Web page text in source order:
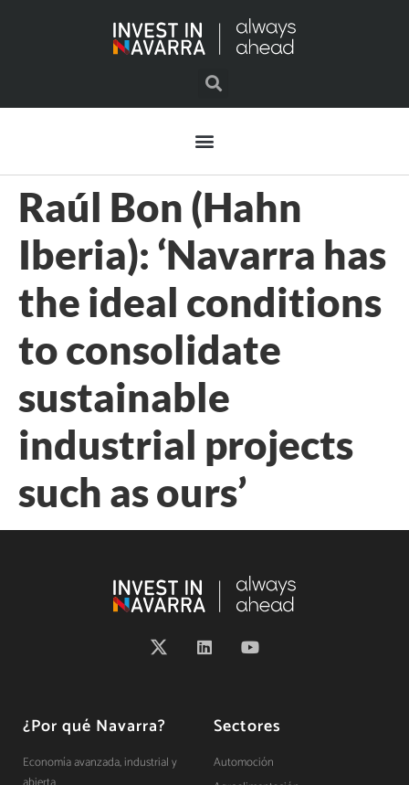
Raúl Bon (Hahn
Iberia): ‘Navarra has
the ideal conditions
to consolidate
sustainable
industrial projects
such as ours’
¿Por qué Navarra?
Economía avanzada, industrial y
Sectores
Automoción